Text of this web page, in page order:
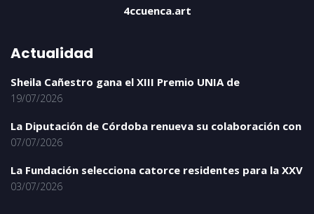
4ccuenca.art
Actualidad
Sheila Cañestro gana el XIII Premio UNIA de
19/07/2026
La Diputación de Córdoba renueva su colaboración con
07/07/2026
La Fundación selecciona catorce residentes para la XXV
03/07/2026